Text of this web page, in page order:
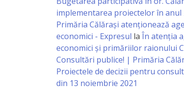
implementarea proiectelor în anul
Primăria Călăraşi atenţionează
economici - Expresul la În atenția
economici și primăriilor raionului
Consultări publice! | Primăria
Proiectele de decizii pentru
din 13 noiembrie 2021